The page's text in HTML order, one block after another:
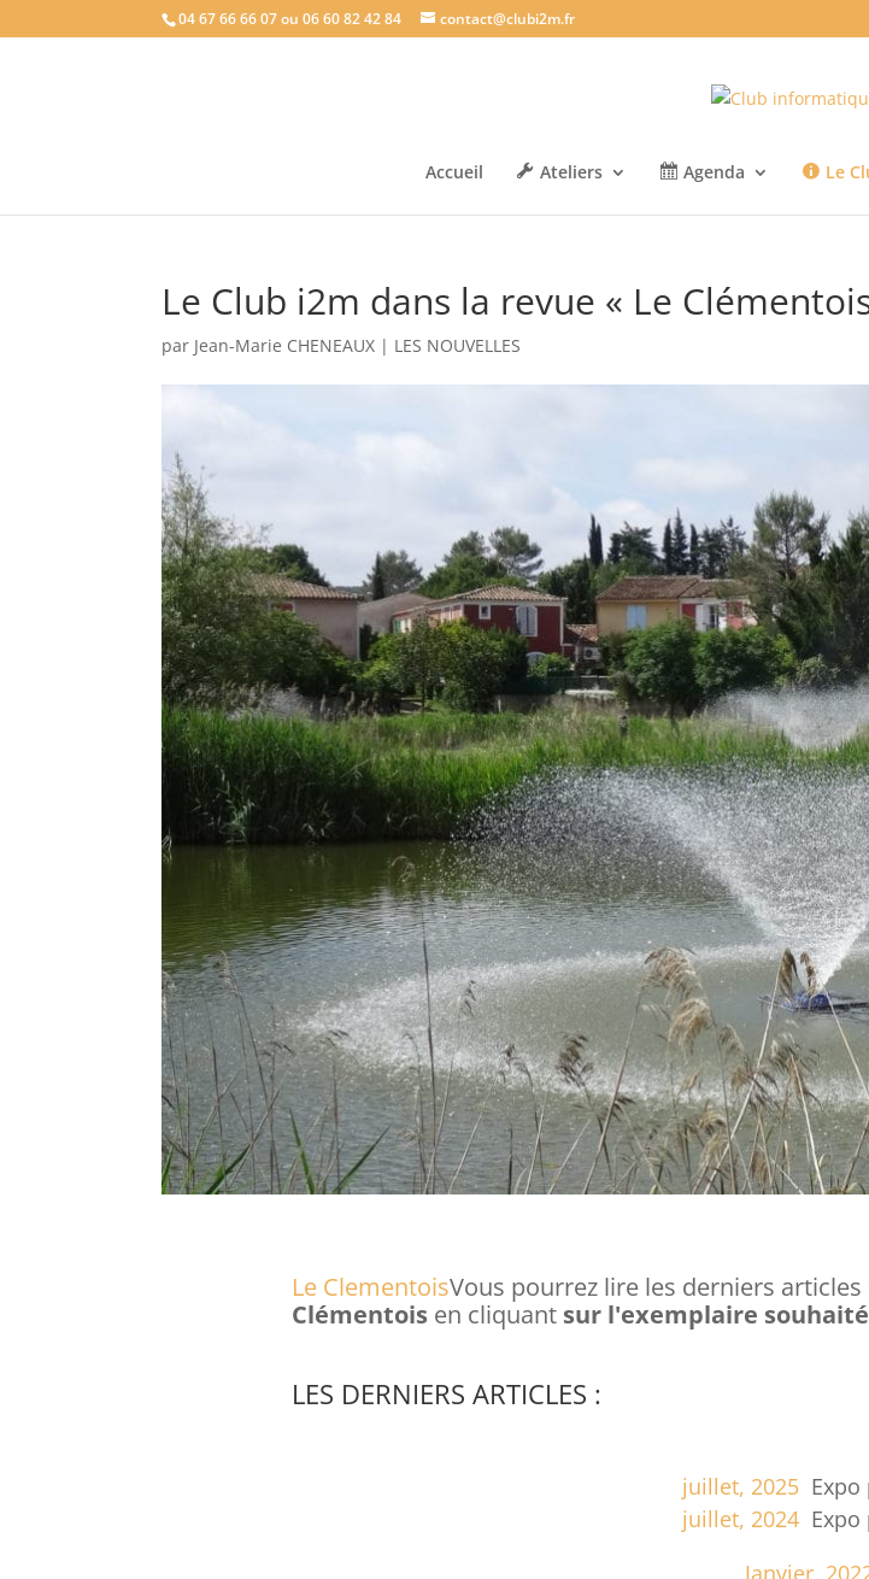
04 67 66 66 07 ou 06 60 82 42 84 contact@clubi2m.fr
Accueil Ateliers Agenda Le
Le Club i2m dans la revue « Le
par Jean-Marie CHENEAUX | LES NOUVELLES
Le ClementoisVous pourrez lire les derniers
Clémentois en cliquant sur l'exemplaire
LES DERNIERS ARTICLES :
juillet, 2025
juillet, 2024